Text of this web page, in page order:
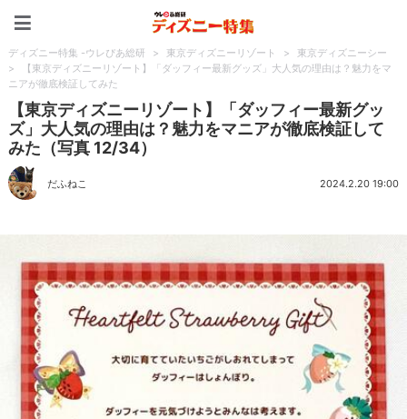
ディズニー特集 -ウレぴあ総研 > 東京ディズニーリゾート >
東京ディズニーシー
>
【東京ディズニーリゾート】「ダッフィー最新グッズ」大人気の理由は？魅力をマ
ニアが徹底検証してみた
【東京ディズニーリゾート】「ダッフィー最新グッ
ズ」大人気の理由は？魅力をマニアが徹底検証して
みた（写真 12/34）
だふねこ 2024.2.20 19:00